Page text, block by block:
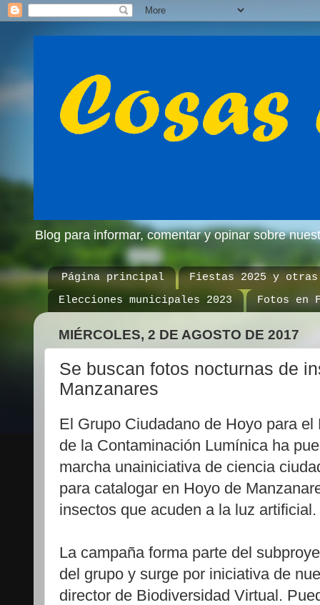
Blog para informar, comentar y opinar sobre
Página principal
Fiestas 2025 y otras
Elecciones municipales 2023
Fotos en
MIÉRCOLES, 2 DE AGOSTO DE 2017
Se buscan fotos nocturnas de
Manzanares
El Grupo Ciudadano de Hoyo para el
de la Contaminación Lumínica ha
marcha unainiciativa de ciencia
para catalogar en Hoyo de
insectos que acuden a la luz artificial.
La campaña forma parte del
del grupo y surge por iniciativa de
director de Biodiversidad Virtual.